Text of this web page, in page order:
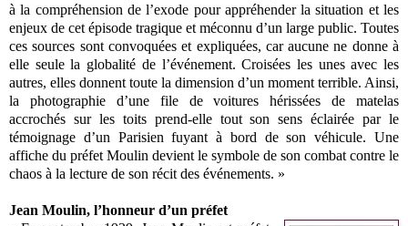
à la compréhension de l’exode pour appréhender la situation et les
enjeux de cet épisode tragique et méconnu d’un large public. Toutes
ces sources sont convoquées et expliquées, car aucune ne donne à
elle seule la globalité de l’événement. Croisées les unes avec les
autres, elles donnent toute la dimension d’un moment terrible. Ainsi,
la photographie d’une file de voitures hérissées de matelas
accrochés sur les toits prend-elle tout son sens éclairée par le
témoignage d’un Parisien fuyant à bord de son véhicule. Une
affiche du préfet Moulin devient le symbole de son combat contre le
chaos à la lecture de son récit des événements. »
Jean Moulin, l’honneur d’un préfet